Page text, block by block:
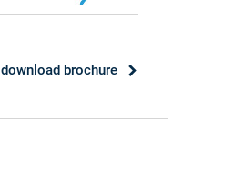
download brochure